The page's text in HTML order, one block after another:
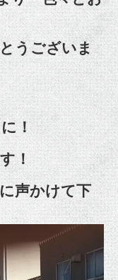
うございま
！
！
声かけて下